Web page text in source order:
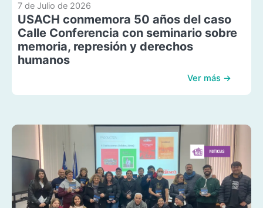
7 de Julio de 2026
USACH conmemora 50 años del caso
Calle Conferencia con seminario sobre
memoria, represión y derechos
humanos
Ver más →